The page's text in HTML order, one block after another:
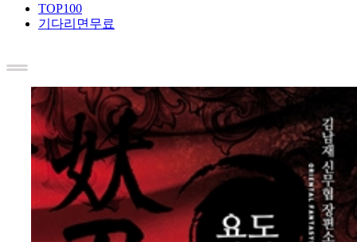
TOP100
기다리면무료